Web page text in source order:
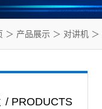
＞ 产品展示 ＞ 对讲机 ＞
/ PRODUCTS